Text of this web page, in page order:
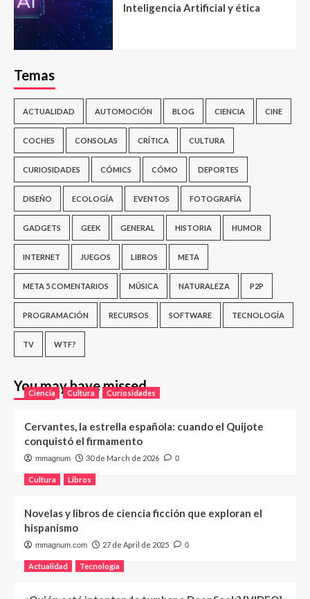
Inteligencia Artificial y ética
Temas
ACTUALIDAD AUTOMOCIÓN BLOG CIENCIA CINE
COCHES CONSOLAS CRÍTICA CULTURA
CURIOSIDADES CÓMICS CÓMO DEPORTES
DISEÑO ECOLOGÍA EVENTOS FOTOGRAFÍA
GADGETS GEEK GENERAL HISTORIA HUMOR
INTERNET JUEGOS LIBROS META
META 5 COMENTARIOS MÚSICA NATURALEZA P2P
PROGRAMACIÓN RECURSOS SOFTWARE TECNOLOGÍA
TV WTF?
You may have missed
Ciencia Cultura Curiosidades
Cervantes, la estrella española: cuando el Quijote
conquistó el firmamento
mmagnum 30 de March de 2026 0
Cultura Libros
Novelas y libros de ciencia ficción que exploran el
hispanismo
mmagnum.com 27 de April de 2025 0
Actualidad Tecnología